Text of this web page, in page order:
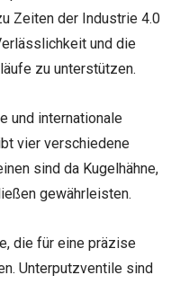
Zeiten der Industrie 4.0
und die
zu unterstützen.
und internationale
vier verschiedene
sind da Kugelhähne,
gewährleisten.
die für eine präzise
Unterputzventile sind